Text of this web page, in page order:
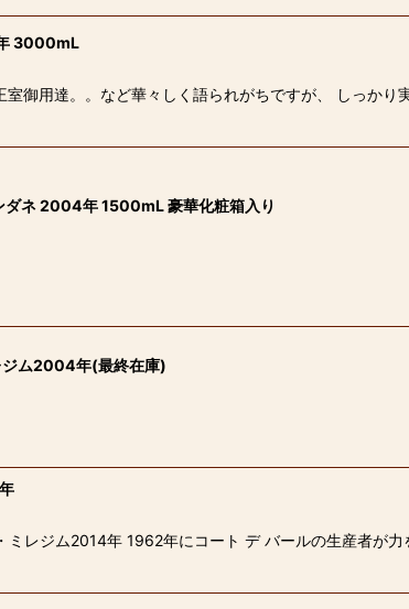
3000mL
御用達。。など華々しく語られがちですが、 しっか
ネ 2004年 1500mL 豪華化粧箱入り
ジム2004年(最終在庫)
レジム2014年 1962年にコート デ バールの生産者が